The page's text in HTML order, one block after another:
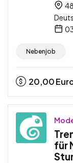
Nebenjob
20,00
für